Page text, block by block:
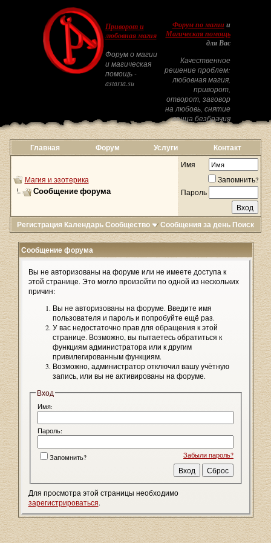
Приворот и
любовная магия
Форум о магии
и магическая
помощь -
astarta.su
Форум по магиии
Магическая помощь
для Вас
Качественное
решение проблем:
любовная магия,
приворот,
отворот, заговор
на любовь, снятие
венца безбрачия
Главная Форум Услуги Контакт
Магия и эзотерика
Сообщение форума
Имя
Запомнить?
Пароль
Регистрация КалендарьСообщество Сообщения за день Поиск
Сообщение форума
Вы не авторизованы на форуме или не имеете доступа к
этой странице. Это могло произойти по одной из нескольких
причин:
Вы не авторизованы на форуме. Введите имя
пользователя и пароль и попробуйте ещё раз.
У вас недостаточно прав для обращения к этой
странице. Возможно, вы пытаетесь обратиться к
функциям администратора или к другим
привилегированным функциям.
Возможно, администратор отключил вашу учётную
запись, или вы не активированы на форуме.
Вход
Имя:
Пароль:
Забыли пароль?
Запомнить?
Для просмотра этой страницы необходимо
зарегистрироваться.